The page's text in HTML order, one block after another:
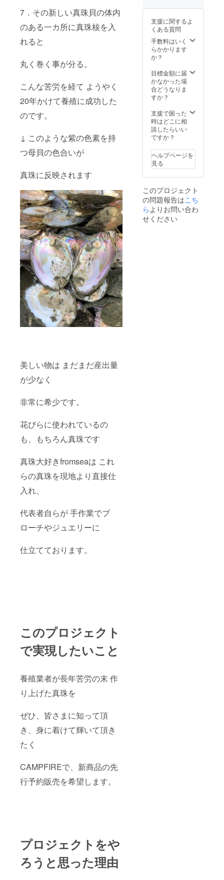
7．その新しい真珠貝の体内
のある一カ所に真珠核を入
れると
丸く巻く事が分る。
こんな苦労を経て ようやく
20年かけて養殖に成功した
のです。
↓ このような紫の色素を持
つ母貝の色合いが
真珠に反映されます
美しい物は まだまだ産出量
が少なく
非常に希少です。
花びらに使われているの
も、もちろん真珠です
真珠大好きfromseaは これ
らの真珠を現地より直接仕
入れ、
代表者自らが 手作業でブ
ローチやジュエリーに
仕立てております。
このプロジェクト
で実現したいこと
養殖業者が長年苦労の末 作
り上げた真珠を
ぜひ、皆さまに知って頂
き、身に着けて輝いて頂き
たく
CAMPFIREで、新商品の先
行予約販売を希望します。
プロジェクトをや
ろうと思った理由
さいね
通常
28000
円＋送
料880円
ですが
円 送料
当店負
担にさ
す。
がハン
ないの
で 社長
が制作
を逃げ
ている
す かな
りの集
中力を
必要と
たい
で、 作
り終
わった
深い た
め息を
ついて
います
さの秘
密は、
この花
びらみ
たいな
支援に関するよ
くある質問
手数料はいく
らかかります
か？
目標金額に届
かなかった場
合どうなりま
すか？
支援で困った
時はどこに相
談したらいい
ですか？
ヘルプページを
見る
このプロジェクト
の問題報告はこち
ら よりお問い合わ
せください